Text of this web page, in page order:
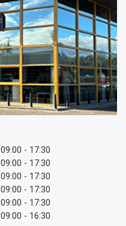
09:00 - 17:30
09:00 - 17:30
09:00 - 17:30
09:00 - 17:30
09:00 - 17:30
09:00 - 16:30